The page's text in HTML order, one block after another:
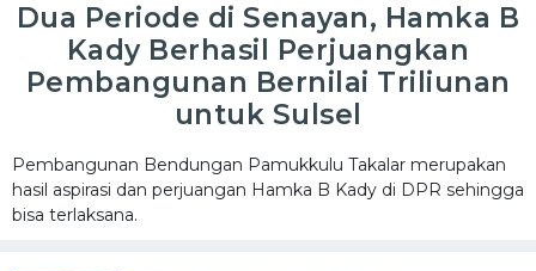
Dua Periode di Senayan, Hamka B
Kady Berhasil Perjuangkan
Pembangunan Bernilai Triliunan
untuk Sulsel
Pembangunan Bendungan Pamukkulu Takalar merupakan
hasil aspirasi dan perjuangan Hamka B Kady di DPR sehingga
bisa terlaksana.